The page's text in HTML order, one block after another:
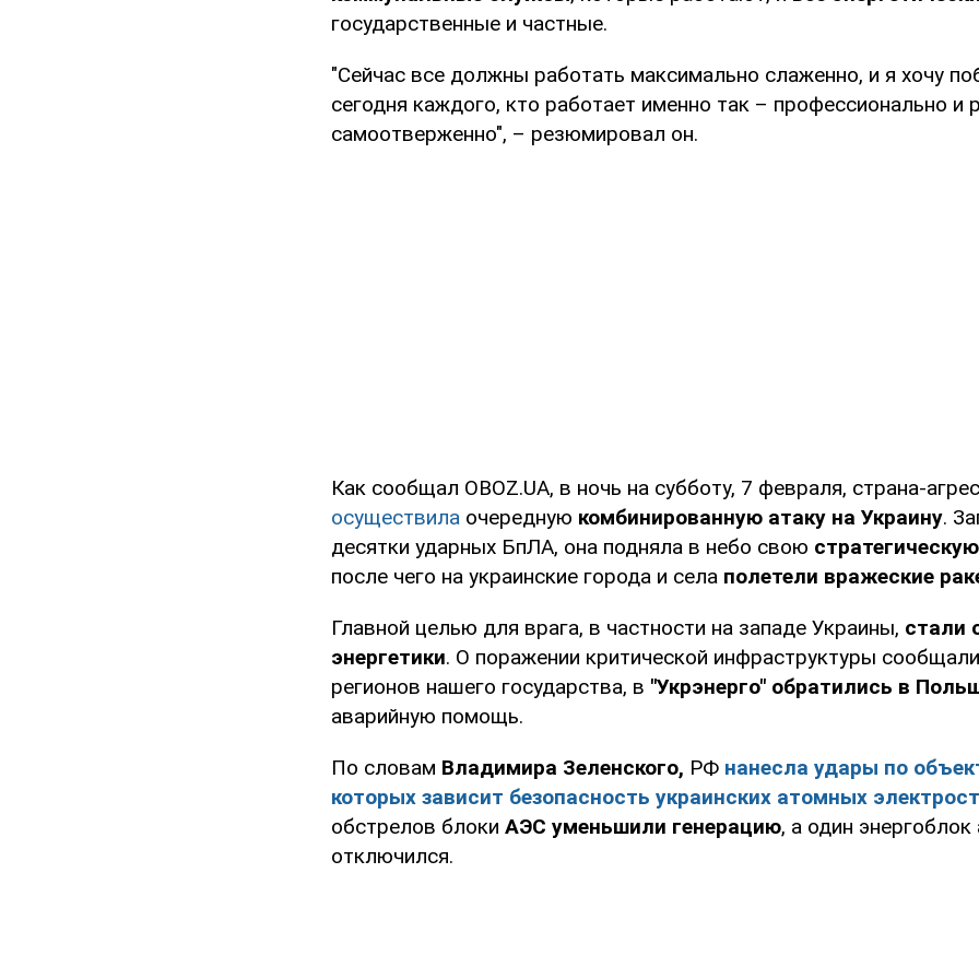
государственные и частные.
"Сейчас все должны работать максимально слаженно, и я хочу
сегодня каждого, кто работает именно так – профессионально и
самоотверженно", – резюмировал он.
Как сообщал OBOZ.UA, в ночь на субботу, 7 февраля, страна-
осуществила очередную комбинированную атаку на Украину.
десятки ударных БпЛА, она подняла в небо свою
после чего на украинские города и села полетели вражеские
Главной целью для врага, в частности на западе Украины, стали
энергетики. О поражении критической инфраструктуры
регионов нашего государства, в "Укрэнерго" обратились в
аварийную помощь.
По словам Владимира Зеленского, РФ нанесла удары по
которых зависит безопасность украинских атомных
обстрелов блоки АЭС уменьшили генерацию, а один
отключился.